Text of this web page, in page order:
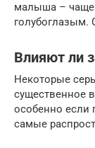
малыша – чаще
голубоглазым.
Влияют ли
Некоторые
существенное
особенно если
самые